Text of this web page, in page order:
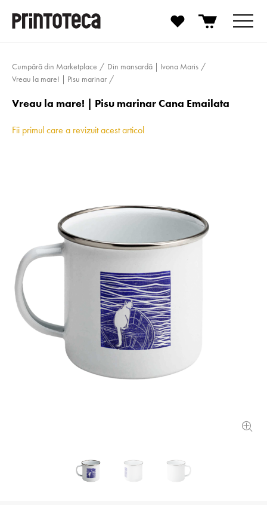
Cumpără din Marketplace
Din mansardă | Ivona Maris
Vreau la mare! | Pisu marinar
Vreau la mare! | Pisu marinar Cana Emailata
Fii primul care a revizuit acest articol